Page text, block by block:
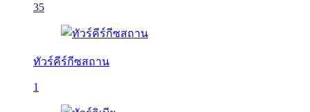
35
ทัวร์คีร์กีซสถาน
1